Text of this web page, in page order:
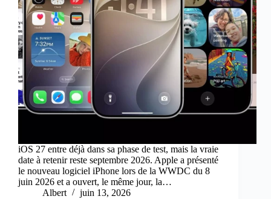
iOS 27 entre déjà dans sa phase de test, mais la vraie
date à retenir reste septembre 2026. Apple a présenté
le nouveau logiciel iPhone lors de la WWDC du 8
juin 2026 et a ouvert, le même jour, la…
Albert
juin 13, 2026